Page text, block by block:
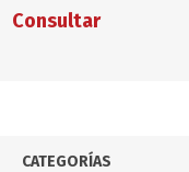
Consultar
CATEGORÍAS